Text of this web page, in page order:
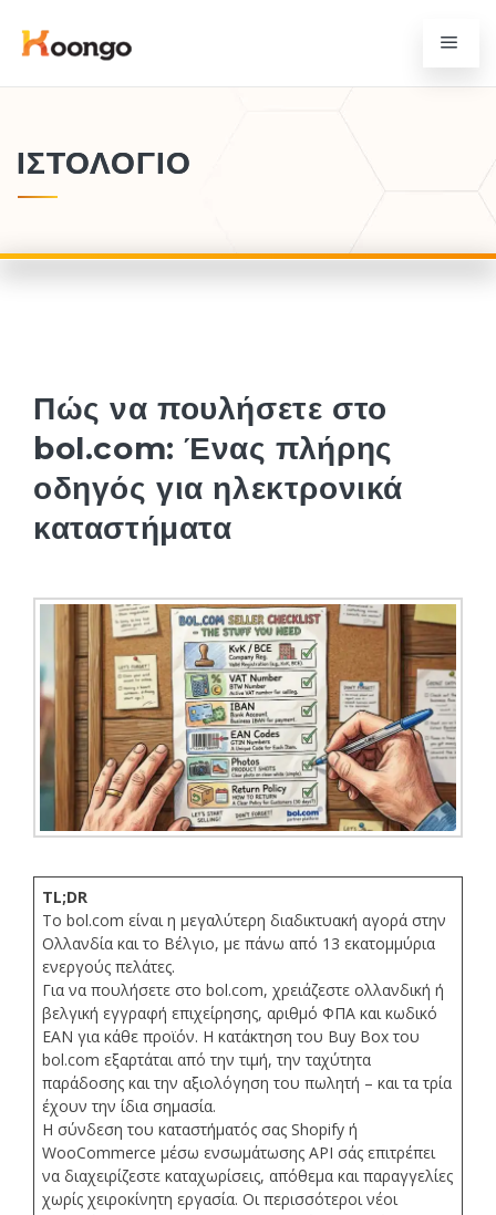
ΙΣΤΟΛΌΓΙΟ
Πώς να πουλήσετε στο
bol.com: Ένας πλήρης
οδηγός για ηλεκτρονικά
καταστήματα
TL;DR
Το bol.com είναι η μεγαλύτερη διαδικτυακή αγορά στην
Ολλανδία και το Βέλγιο, με πάνω από 13 εκατομμύρια
ενεργούς πελάτες.
Για να πουλήσετε στο bol.com, χρειάζεστε ολλανδική ή
βελγική εγγραφή επιχείρησης, αριθμό ΦΠΑ και κωδικό
EAN για κάθε προϊόν. Η κατάκτηση του Buy Box του
bol.com εξαρτάται από την τιμή, την ταχύτητα
παράδοσης και την αξιολόγηση του πωλητή – και τα τρία
έχουν την ίδια σημασία.
Η σύνδεση του καταστήματός σας Shopify ή
WooCommerce μέσω ενσωμάτωσης API σάς επιτρέπει
να διαχειρίζεστε καταχωρίσεις, απόθεμα και παραγγελίες
χωρίς χειροκίνητη εργασία. Οι περισσότεροι νέοι